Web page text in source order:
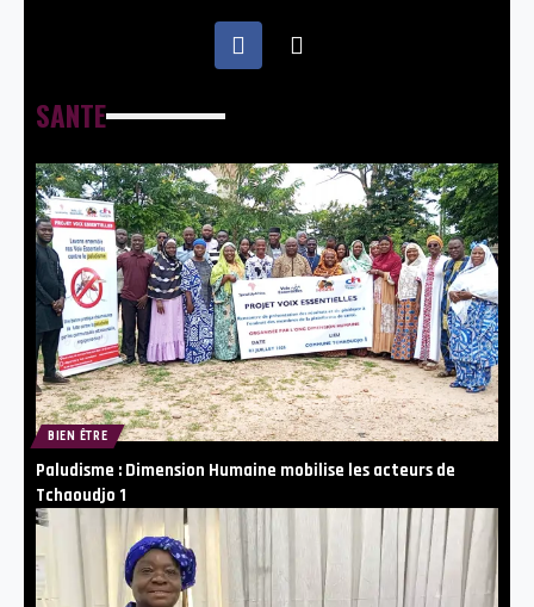
SANTE
BIEN ÊTRE
Paludisme : Dimension Humaine mobilise les acteurs de
Tchaoudjo 1